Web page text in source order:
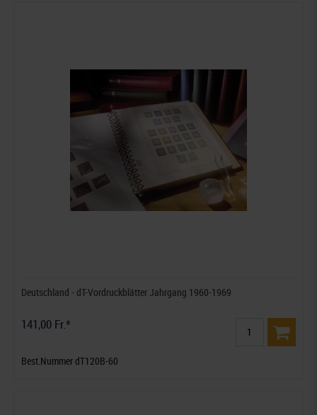
Deutschland - dT-Vordruckblätter Jahrgang 1960-1969
141,00 Fr.*
Best.Nummer dT120B-60